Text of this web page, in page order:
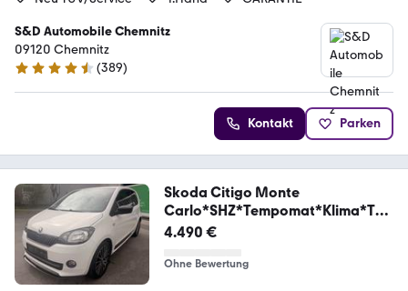
S&D Automobile Chemnitz
09120 Chemnitz
4.7 Sterne
(389)
Kontakt Parken
Skoda Citigo Monte
Carlo*SHZ*Tempomat*Klima*TÜ
VNEU*
4.490 €
Ohne Bewertung